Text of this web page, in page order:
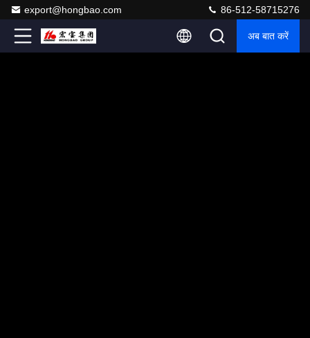
export@hongbao.com 86-512-58715276
अब बात करें